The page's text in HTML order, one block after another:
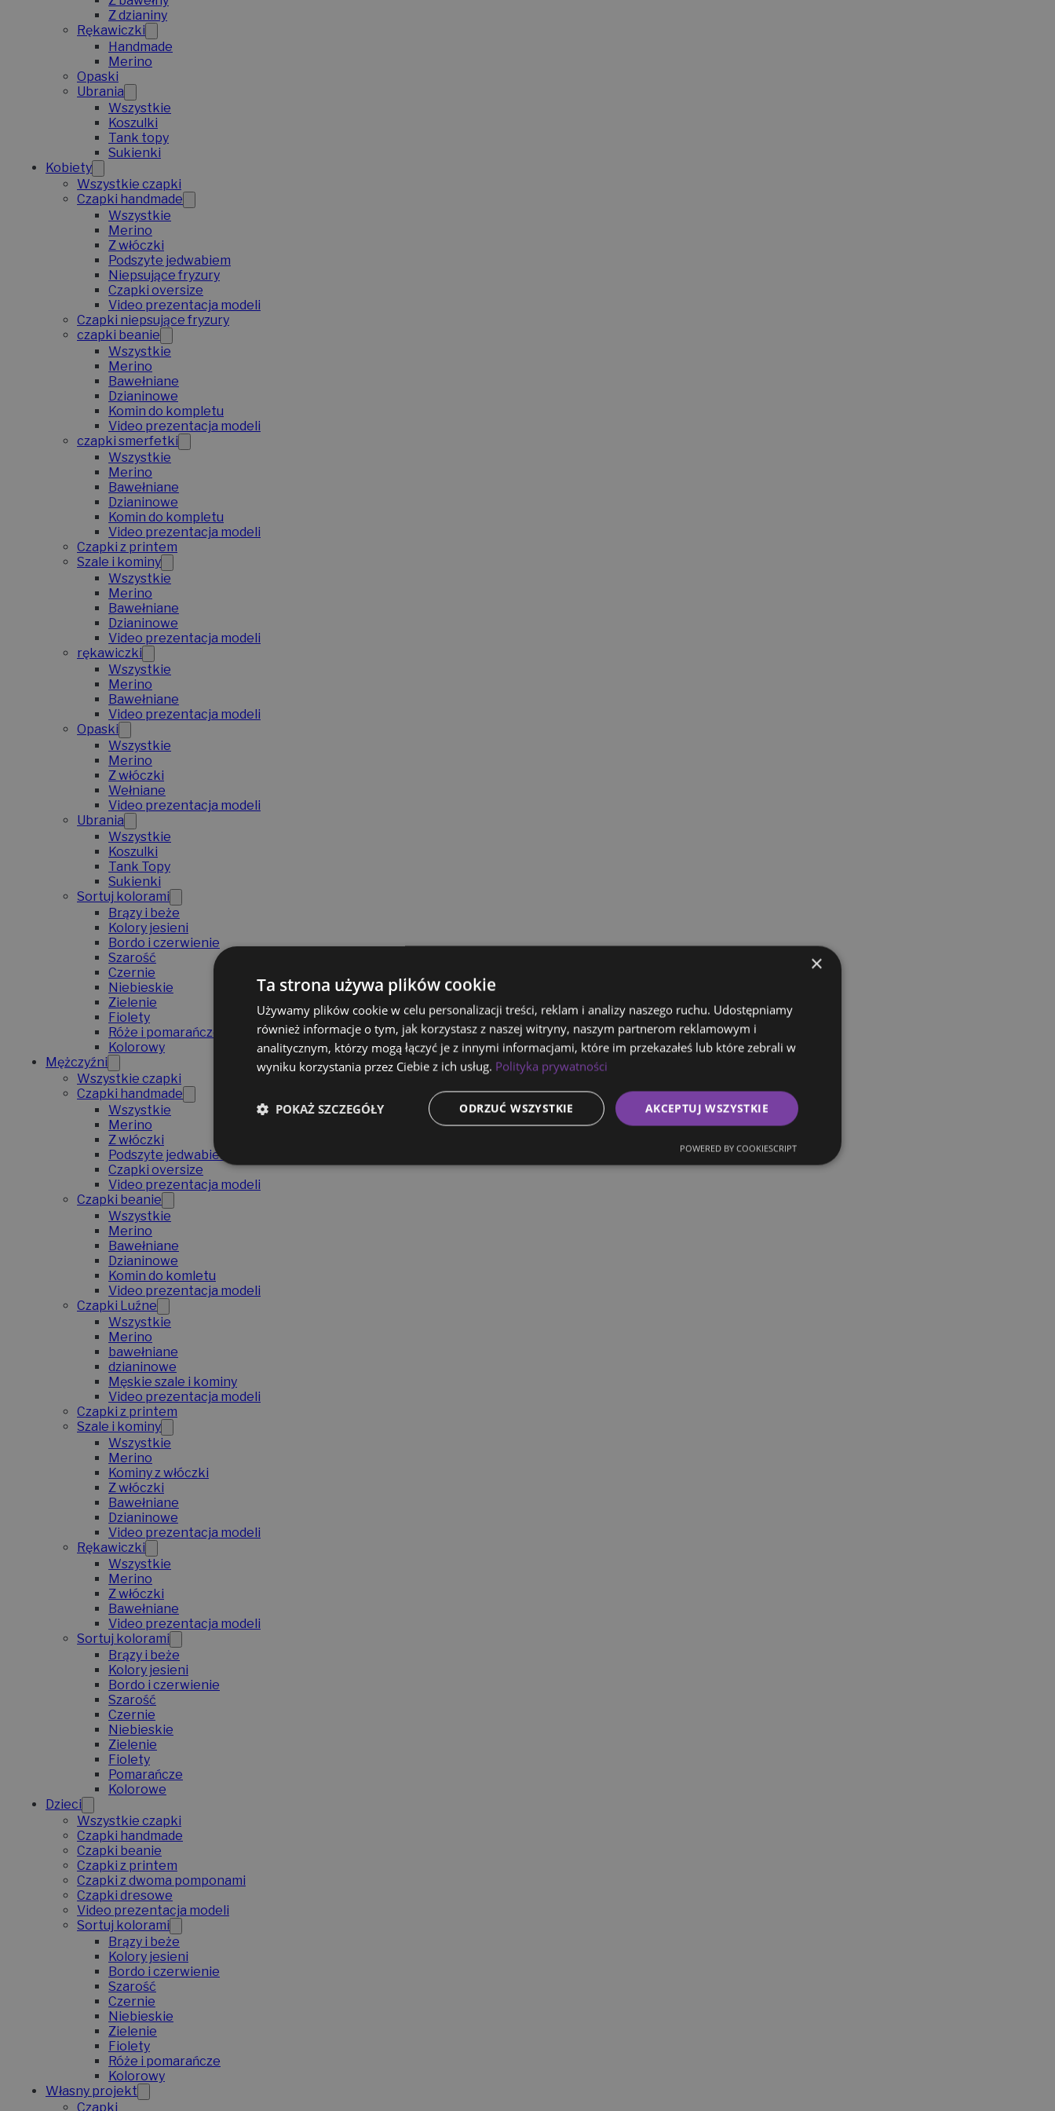
Z dzianiny
Rękawiczki
Handmade
Merino
Opaski
Ubrania
Wszystkie
Koszulki
Tank topy
Sukienki
Kobiety
Wszystkie czapki
Czapki handmade
Wszystkie
Merino
Z włóczki
Podszyte jedwabiem
Niepsujące fryzury
Czapki oversize
Video prezentacja modeli
Czapki niepsujące fryzury
czapki beanie
Wszystkie
Merino
Bawełniane
Dzianinowe
Komin do kompletu
Video prezentacja modeli
czapki smerfetki
Wszystkie
Merino
Bawełniane
Dzianinowe
Komin do kompletu
Video prezentacja modeli
Czapki z printem
Szale i kominy
Wszystkie
Merino
Bawełniane
Dzianinowe
Video prezentacja modeli
rękawiczki
Wszystkie
Merino
Bawełniane
Video prezentacja modeli
Opaski
Wszystkie
Merino
Z włóczki
Wełniane
Video prezentacja modeli
Ubrania
Wszystkie
Koszulki
Tank Topy
Sukienki
Sortuj kolorami
Brązy i beże
Kolory jesieni
Bordo i czerwienie
Szarość
Czernie
Niebieskie
Zielenie
Fiolety
Róże i pomarańcze
Kolorowy
Mężczyźni
Wszystkie czapki
Czapki handmade
Wszystkie
Merino
Z włóczki
Podszyte jedwabiem
Czapki oversize
Video prezentacja modeli
Czapki beanie
Wszystkie
Merino
Bawełniane
Dzianinowe
Komin do komletu
Video prezentacja modeli
Czapki Luźne
Wszystkie
Merino
bawełniane
dzianinowe
Męskie szale i kominy
Video prezentacja modeli
Czapki z printem
Szale i kominy
Wszystkie
Merino
Kominy z włóczki
Z włóczki
Bawełniane
Dzianinowe
Video prezentacja modeli
Rękawiczki
Wszystkie
Merino
Z włóczki
Bawełniane
Video prezentacja modeli
Sortuj kolorami
Brązy i beże
Kolory jesieni
Bordo i czerwienie
Szarość
Czernie
Niebieskie
Zielenie
Fiolety
Pomarańcze
Kolorowe
Dzieci
Wszystkie czapki
Czapki handmade
Czapki beanie
Czapki z printem
Czapki z dwoma pomponami
Czapki dresowe
Video prezentacja modeli
Sortuj kolorami
Brązy i beże
Kolory jesieni
Bordo i czerwienie
Szarość
Czernie
Niebieskie
Zielenie
Fiolety
Róże i pomarańcze
Kolorowy
Własny projekt
Czapki
×
Ta strona używa plików cookie
Używamy plików cookie w celu personalizacji treści, reklam i analizy naszego ruchu. Udostępniamy
również informacje o tym, jak korzystasz z naszej witryny, naszym partnerom reklamowym i
analitycznym, którzy mogą łączyć je z innymi informacjami, które im przekazałeś lub które zebrali w
wyniku korzystania przez Ciebie z ich usług. Polityka prywatności
AKCEPTUJ WSZYSTKIE
ODRZUĆ WSZYSTKIE
POKAŻ SZCZEGÓŁY
POWERED BY COOKIESCRIPT